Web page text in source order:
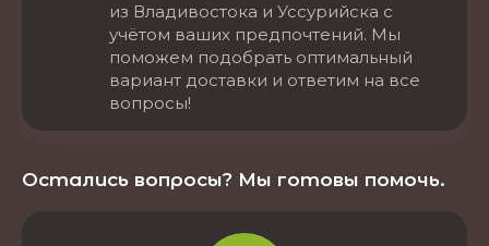
из Владивостока и Уссурийска с
учётом ваших предпочтений. Мы
поможем подобрать оптимальный
вариант доставки и ответим на все
вопросы!
Остались вопросы? Мы готовы помочь.